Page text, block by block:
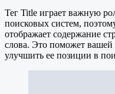
Тег Title играет важную
поисковых систем,
отображает содержание
слова. Это поможет вашей
улучшить ее позиции в